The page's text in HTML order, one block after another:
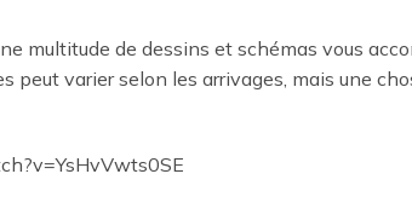
multitude de dessins et schémas vous
peut varier selon les arrivages, mais une